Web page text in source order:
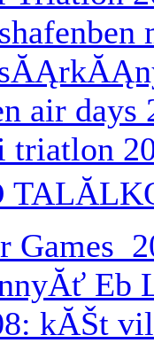
air days
triatlon
Games
Eb
kĂŠt